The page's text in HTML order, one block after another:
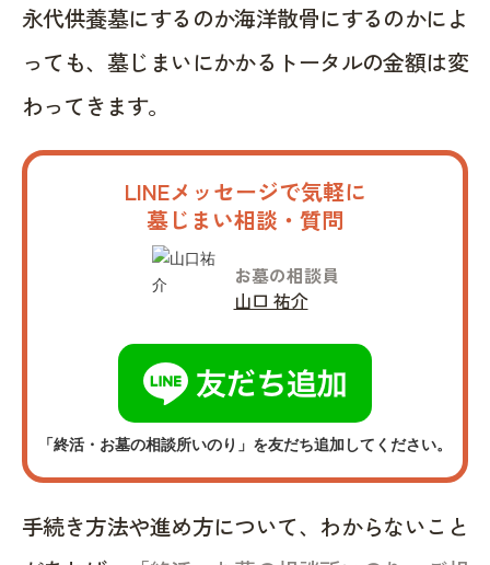
永代供養墓にするのか海洋散骨にするのかによ
っても、墓じまいにかかるトータルの金額は変
わってきます。
LINEメッセージで気軽に
墓じまい相談・質問
お墓の相談員
山口 祐介
「終活・お墓の相談所いのり」を友だち追加してください。
手続き方法や進め方について、わからないこと